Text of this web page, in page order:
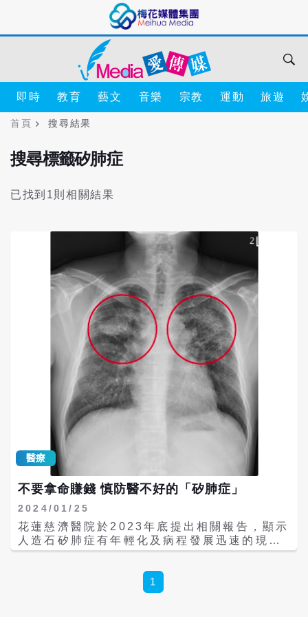
即時 教育 藝文 音樂 宗教 運動 旅遊
首頁 搜尋結果
搜尋標籤矽肺症
已找到1則相關結果
醫療
不要拿命賺錢 慎防醫不好的「矽肺症」
2024/01/25
花蓮慈濟醫院於2023年底提出相關報告，顯示
人造石矽肺症有年輕化及病程發展迅速的現
象。花蓮慈院胸腔內科劉迪塑醫師指出，由於
病人停止暴露在粉塵環境裡，病程仍然會持續
進展，因此預防的重要性不可忽視，呼籲相關
1